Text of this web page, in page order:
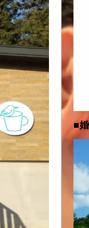
■